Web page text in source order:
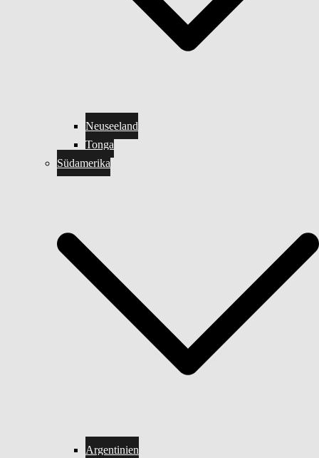
Neuseeland
Tonga
Südamerika
Argentinien